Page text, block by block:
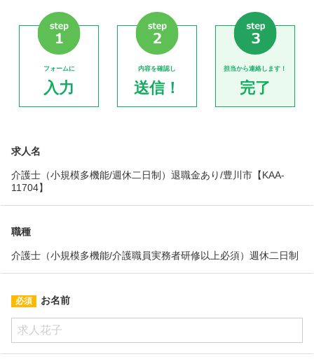
フォームに
入力
内容を確認し
送信！
担当から連絡します！
完了
求人名
介護士（小規模多機能/週休二日制）退職金あり/豊川市【KAA-
11704】
職種
介護士（小規模多機能/介護職員実務者研修以上必須）週休二日制
お名前